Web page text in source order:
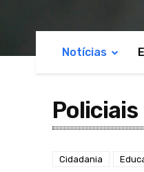
Notícias
Policiais
Cidadania